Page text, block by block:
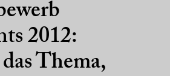
2012:
Thema,